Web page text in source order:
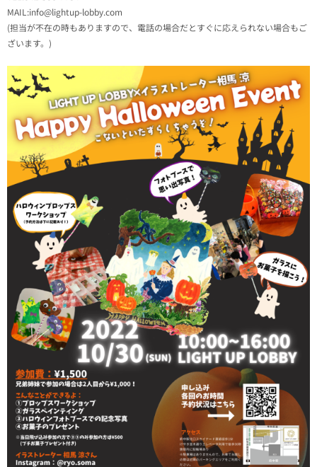
MAIL:info@lightup-lobby.com
(担当が不在の時もありますので、電話の場合だとすぐに応えられない場合もご
ざいます。)